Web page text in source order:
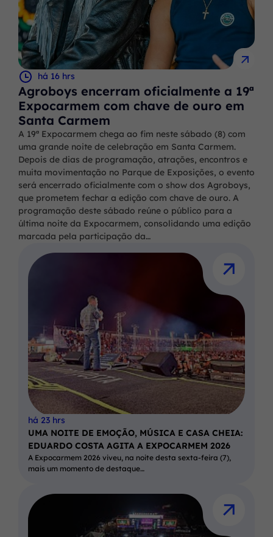
há 16 hrs
Agroboys encerram oficialmente a 19ª
Expocarmem com chave de ouro em
Santa Carmem
A 19ª Expocarmem chega ao fim neste sábado (8) com
uma grande noite de celebração em Santa Carmem.
Depois de dias de programação, atrações, encontros e
muita movimentação no Parque de Exposições, o evento
será encerrado oficialmente com o show dos Agroboys,
que prometem fechar a edição com chave de ouro. A
programação deste sábado reúne o público para a
última noite da Expocarmem, consolidando uma edição
marcada pela participação da…
há 23 hrs
UMA NOITE DE EMOÇÃO, MÚSICA E CASA CHEIA:
EDUARDO COSTA AGITA A EXPOCARMEM 2026
A Expocarmem 2026 viveu, na noite desta sexta-feira (7),
mais um momento de destaque…